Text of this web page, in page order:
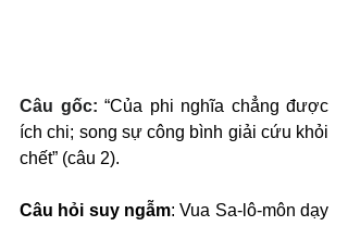
Câu gốc: “Của phi nghĩa chẳng được
ích chi; song sự công bình giải cứu khỏi
chết” (câu 2).
Câu hỏi suy ngẫm: Vua Sa-lô-môn dạy